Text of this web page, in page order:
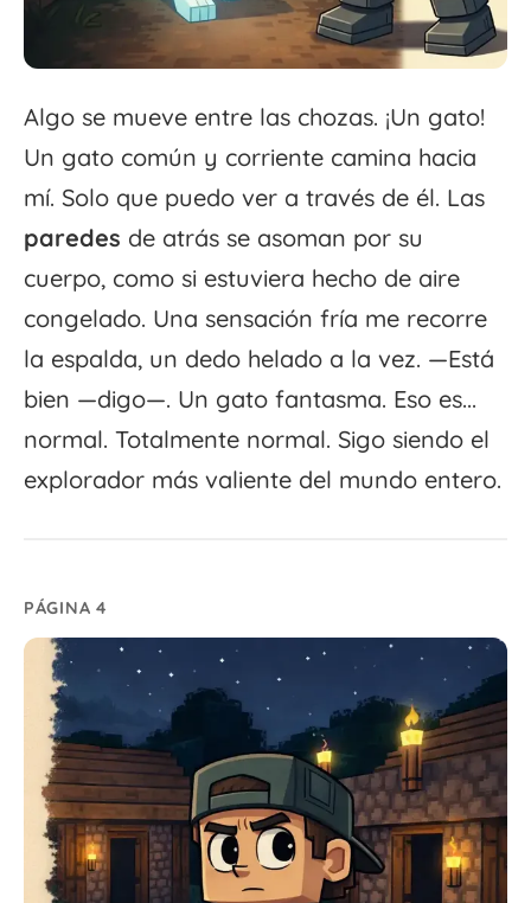
Algo se mueve entre las chozas. ¡Un gato!
Un gato común y corriente camina hacia
mí. Solo que puedo ver a través de él. Las
paredes de atrás se asoman por su
cuerpo, como si estuviera hecho de aire
congelado. Una sensación fría me recorre
la espalda, un dedo helado a la vez. —Está
bien —digo—. Un gato fantasma. Eso es...
normal. Totalmente normal. Sigo siendo el
explorador más valiente del mundo entero.
PÁGINA 4